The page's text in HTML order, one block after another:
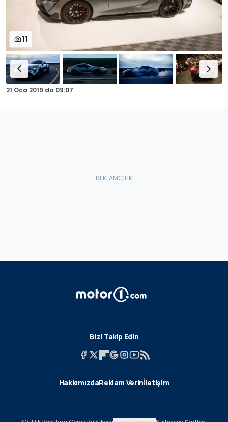
11
21 Oca 2019 da 09:07
Bizi Takip Edin
HakkımızdaReklam Verinİletişim